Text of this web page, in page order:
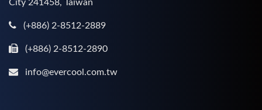
City 241458, Taiwan
(+886) 2-8512-2889
(+886) 2-8512-2890
info@evercool.com.tw